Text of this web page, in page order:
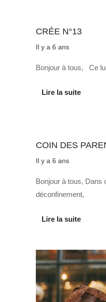
CRÉE N°13
Il y a 6 ans
Bonjour à tous, Ce
Lire la suite
COIN DES
Il y a 6 ans
Bonjour à tous, Dans
déconfinement,
Lire la suite